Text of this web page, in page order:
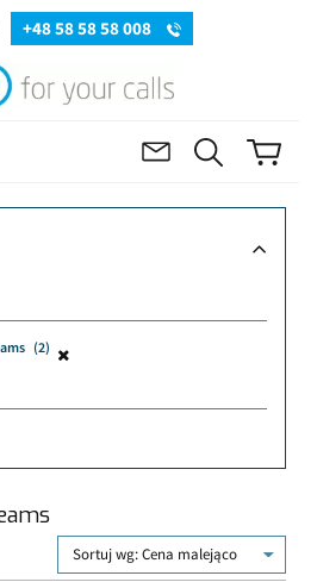
+48 58 58 58 008
(2)
Sortuj wg:Cena malejąco